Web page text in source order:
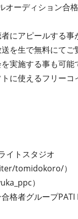
ーディション合
にアピールする事
を生で無料にてご
実施する事も可能
に使えるフリーコ
イトスタジオ
tomidokoro/）
）
格者グループ